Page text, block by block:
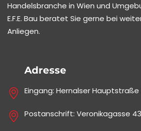
Handelsbranche in Wien und
E.F.E. Bau beratet Sie gerne bei
Anliegen.
Adresse
Eingang: Hernalser Hauptstraße
Postanschrift: Veronikagasse